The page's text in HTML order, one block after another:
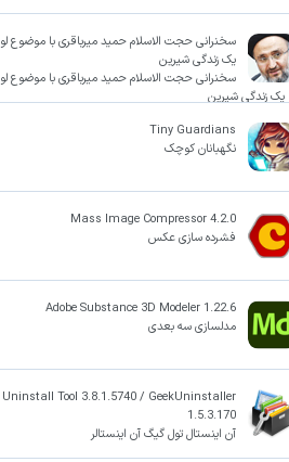
سخنرانی حجت الاسلام حمید میرباقری با موضوع لوازم
یک زندگی شیرین
سخنرانی حجت الاسلام حمید میرباقری با موضوع لوازم
یک زندگی شیرین
Tiny Guardians
نگهبانان کوچک
Mass Image Compressor 4.2.0
فشرده سازی عکس
Adobe Substance 3D Modeler 1.22.6
مدلسازی سه بعدی
Uninstall Tool 3.8.1.5740 / GeekUninstaller
1.5.3.170
آن اینستال تول گیگ آن اینستالر